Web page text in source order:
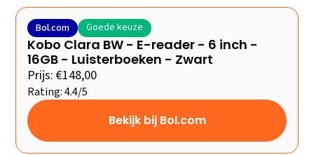
Bol.com Goede keuze
Kobo Clara BW - E-reader - 6 inch -
16GB - Luisterboeken - Zwart
Prijs: €148,00
Rating: 4.4/5
Bekijk bij Bol.com